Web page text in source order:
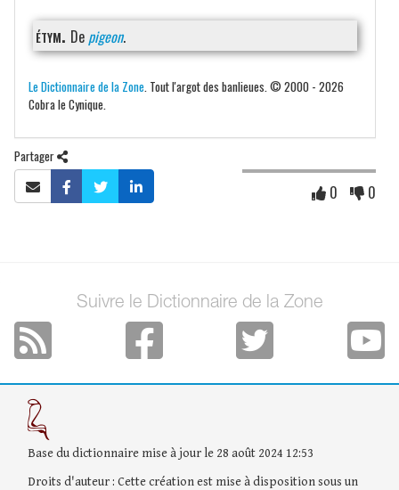
étym. De pigeon.
Le Dictionnaire de la Zone . Tout l'argot des banlieues. © 2000 - 2026
Cobra le Cynique.
Partager
0 0
Suivre le Dictionnaire de la Zone
Base du dictionnaire mise à jour le 28 août 2024 12:53
Droits d'auteur : Cette création est mise à disposition sous un